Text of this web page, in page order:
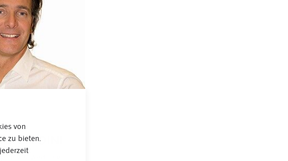
GHIDINI
& Werbung
von
zu bieten.